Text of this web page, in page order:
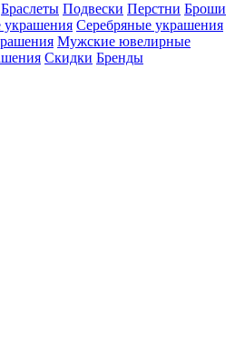
Браслеты Подвески Перстни Броши
украшения Серебряные украшения
Мужские ювелирные
Скидки Бренды